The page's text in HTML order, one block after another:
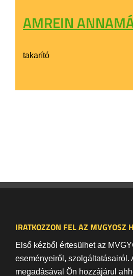
AMREIN
takarító
IRATKOZZON FEL AZ MVGYOSZ
Első kézből értesülhet az
eseményeiről, szolgáltatásairól.
megadásával Ön hozzájárul